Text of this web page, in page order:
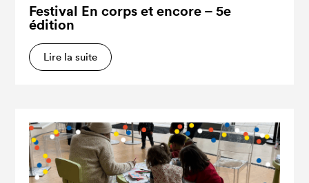
Festival En corps et encore – 5e
édition
Lire la suite